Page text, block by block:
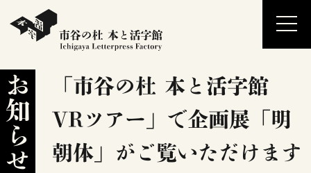
お知らせ
「市谷の杜 本と活字館
VRツアー」で企画展「明
朝体」がご覧いただけます